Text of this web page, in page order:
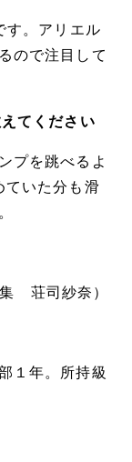
。アリエル
ので注目して
てください
プを跳べるよ
ていた分も滑
集 荘司紗奈）
１年。所持級